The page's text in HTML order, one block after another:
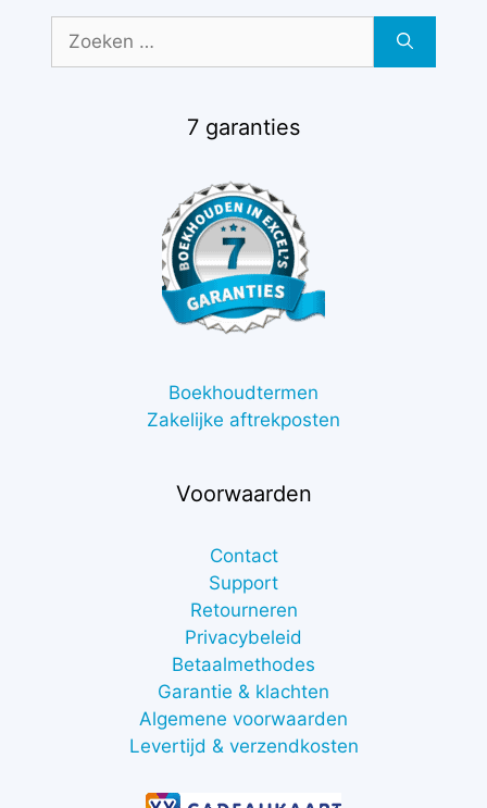
Zoek
7 garanties
Boekhoudtermen
Zakelijke aftrekposten
Voorwaarden
Contact
Support
Retourneren
Privacybeleid
Betaalmethodes
Garantie & klachten
Algemene voorwaarden
Levertijd & verzendkosten